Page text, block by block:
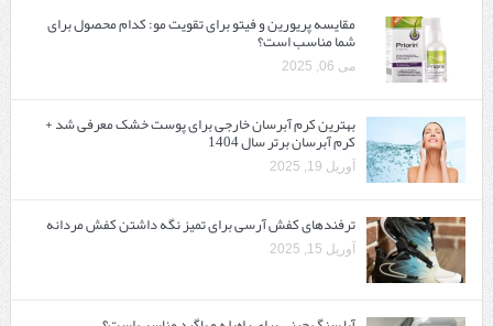
مقایسه پریورین و فیتو برای تقویت مو: کدام محصول برای
شما مناسب است؟
می 06, 2025
بهترین کرم آبرسان خارجی برای پوست خشک معرفی شد +
کرم آبرسان برتر سال 1404
آوریل 19, 2025
ترفندهای کفش آرسی برای تمیز نگه داشتن کفش مردانه
آوریل 15, 2025